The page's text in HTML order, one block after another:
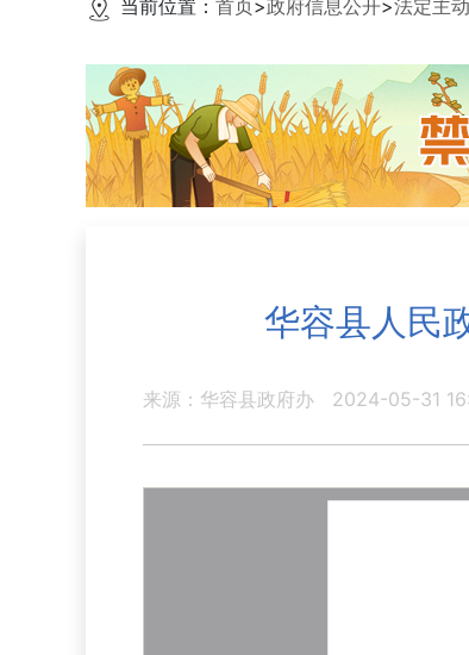
当前位置： 首页>政府信息公开>法定主
华容县人民
来源：华容县政府办 2024-05-31